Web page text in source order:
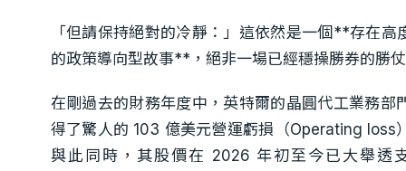
「但請保持絕對的冷靜：」這依然是一個**存在高
的政策導向型故事**，絕非一場已經穩操勝券的勝
在剛過去的財務年度中，英特爾的晶圓代工業務部
得了驚人的 103 億美元營運虧損（Operating loss
與此同時，其股價在 2026 年初至今已大舉透